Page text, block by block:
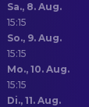
Sa., 8. Aug.
15:15
So., 9. Aug.
15:15
Mo., 10. Aug.
15:15
Di., 11. Aug.